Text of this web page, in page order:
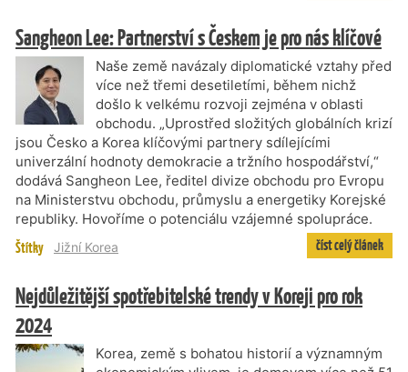
Sangheon Lee: Partnerství s Českem je pro nás klíčové
Naše země navázaly diplomatické vztahy před
více než třemi desetiletími, během nichž
došlo k velkému rozvoji zejména v oblasti
obchodu. „Uprostřed složitých globálních krizí
jsou Česko a Korea klíčovými partnery sdílejícími
univerzální hodnoty demokracie a tržního hospodářství,“
dodává Sangheon Lee, ředitel divize obchodu pro Evropu
na Ministerstvu obchodu, průmyslu a energetiky Korejské
republiky. Hovoříme o potenciálu vzájemné spolupráce.
Štítky Jižní Korea číst celý článek
Nejdůležitější spotřebitelské trendy v Koreji pro rok
2024
Korea, země s bohatou historií a významným